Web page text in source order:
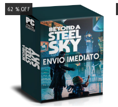
62 % OFF